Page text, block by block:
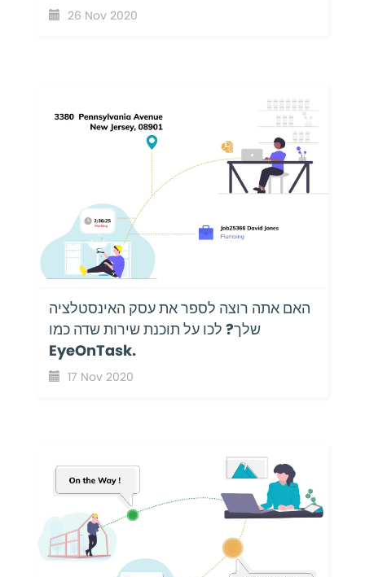
26 Nov 2020
האם אתה רוצה לספר את עסק האינסטלציה
שלך? לכו על תוכנת שירות שדה כמו
EyeOnTask.
17 Nov 2020